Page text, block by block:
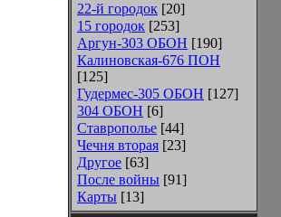
22-й городок [20]
15 городок [253]
Аргун-303 ОБОН [190]
Калиновская-676 ПОН
[125]
Гудермес-305 ОБОН [127]
304 ОБОН [6]
Ставрополье [44]
Чечня вторая [23]
Другое [63]
После войны [91]
Карты [13]